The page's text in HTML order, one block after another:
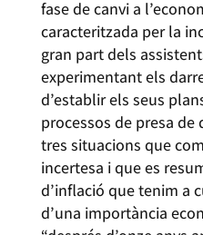
fase de canvi a
caracteritzada per la
gran part dels
experimentant els
d’establir els seus
processos de presa
tres situacions que
incertesa i que es
d’inflació que tenim a
d’una importància